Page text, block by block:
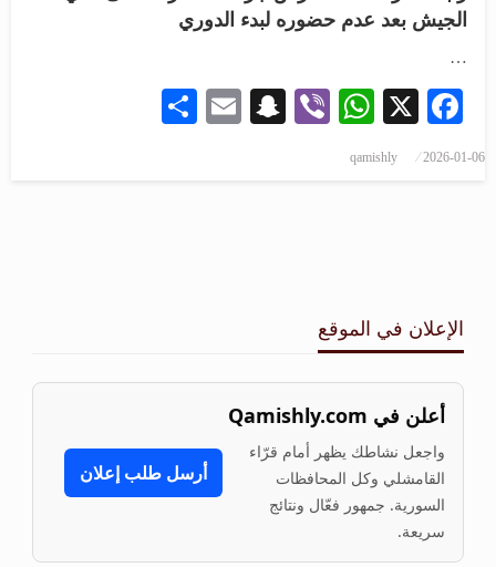
الجيش بعد عدم حضوره لبدء الدوري
…
Facebook
X
WhatsApp
Viber
Snapchat
Email
2026-01-06
qamishly
الإعلان في الموقع
أعلن في Qamishly.com
واجعل نشاطك يظهر أمام قرّاء
القامشلي وكل المحافظات
السورية. جمهور فعّال ونتائج
سريعة.
أرسل طلب إعلان